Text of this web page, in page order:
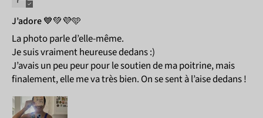
J’adore 💙💚💜🩵
La photo parle d’elle-même.
Je suis vraiment heureuse dedans :)
J’avais un peu peur pour le soutien de ma poitrine, mais
finalement, elle me va très bien. On se sent à l’aise dedans !